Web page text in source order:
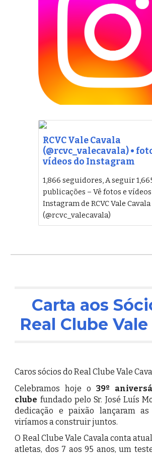
RCVC Vale Cavala
(@rcvc_valecavala) •
vídeos do Instagram
1,866 seguidores, A seguir
publicações – Vê fotos e
Instagram de RCVC Vale Cavala
(@rcvc_valecavala)
Carta aos
Real Clube Vale
Caros sócios do Real Clube Vale
Celebramos hoje o 39º
clube fundado pelo Sr. José Luís
dedicação e paixão lançaram
viríamos a construir juntos.
O Real Clube Vale Cavala conta
atletas, dos 7 aos 95 anos, um